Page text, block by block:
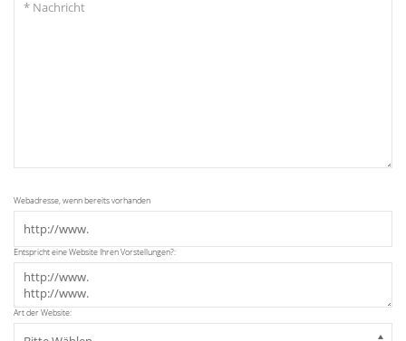
Webadresse, wenn bereits vorhanden
Entspricht eine Website Ihren Vorstellungen?:
Art der Website: